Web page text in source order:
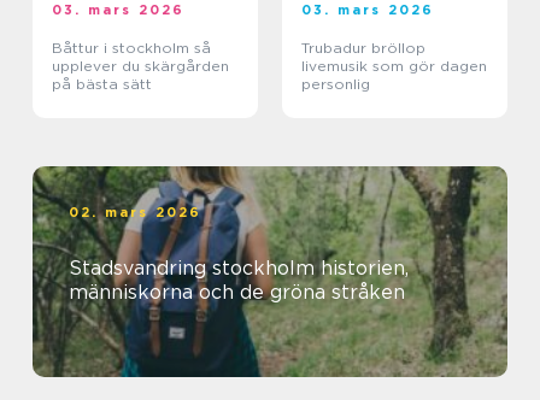
03. mars 2026
Båttur i stockholm så
upplever du skärgården
på bästa sätt
03. mars 2026
Trubadur bröllop
livemusik som gör dagen
personlig
02. mars 2026
Stadsvandring stockholm historien,
människorna och de gröna stråken